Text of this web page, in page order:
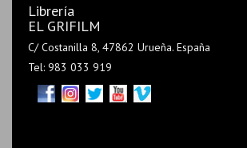
Librería
EL GRIFILM
C/ Costanilla 8, 47862 Urueña. España
Tel: 983 033 919